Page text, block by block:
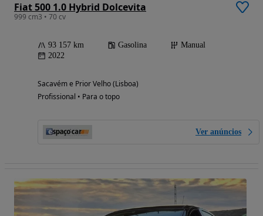
Fiat 500 1.0 Hybrid Dolcevita
999 cm3 • 70 cv
93 157 km Gasolina
Manual
2022
Sacavém e Prior Velho (Lisboa)
Profissional • Para o topo
Ver anúncios